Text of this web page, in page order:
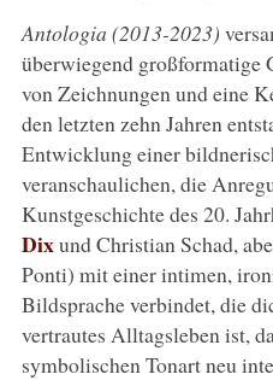
Antologia (2013-2023)
überwiegend großformatige
von Zeichnungen und eine
den letzten zehn Jahren
Entwicklung einer
veranschaulichen, die
Kunstgeschichte des 20.
Dixund Christian Schad,
Ponti) mit einer intimen,
Bildsprache verbindet, die
vertrautes Alltagsleben ist,
symbolischen Tonart neu